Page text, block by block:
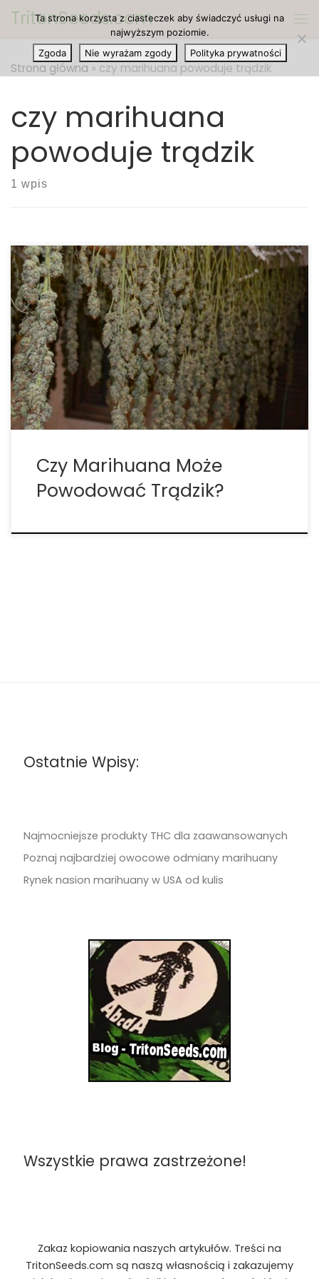
Przejdź do treści
TritonSeeds.com
Strona główna » czy marihuana powoduje trądzik
czy marihuana
powoduje trądzik
1 wpis
Dobrą wiadomością jest to, że w badaniach
naukowych nie wykazano, by marihuana
bezpośrednio powodowała trądzik. Jednak
używanie marihuany wiąże się z niektórymi
czynnikami, które mają pozytywny i negatywny
wpływ na trądzik i może w pewnym stopniu pomóc
w leczeniu trądziku […]
Czy Marihuana Może
Powodować Trądzik?
Ostatnie Wpisy:
Najmocniejsze produkty THC dla zaawansowanych
Poznaj najbardziej owocowe odmiany marihuany
Rynek nasion marihuany w USA od kulis
Wszystkie prawa zastrzeżone!
Zakaz kopiowania naszych artykułów. Treści na
TritonSeeds.com są naszą własnością i zakazujemy
Ta strona korzysta z ciasteczek aby świadczyć usługi na
najwyższym poziomie.
Zgoda
Nie wyrażam zgody Polityka prywatności